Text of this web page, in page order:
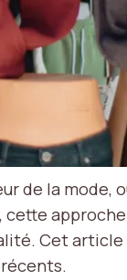
de la mode,
cette
Cet